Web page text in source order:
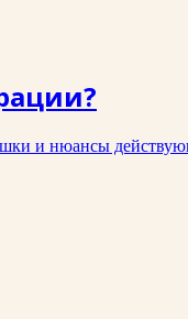
и нюансы